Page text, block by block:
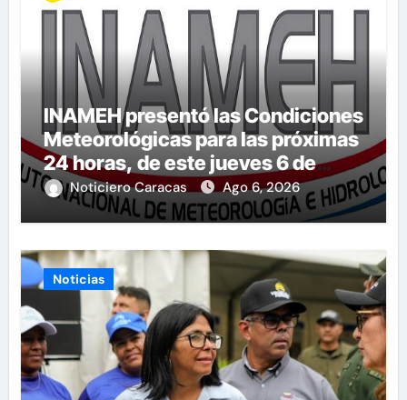
INAMEH presentó las Condiciones
Meteorológicas para las próximas
24 horas, de este jueves 6 de
agosto 2026
Noticiero Caracas Ago 6, 2026
Noticias